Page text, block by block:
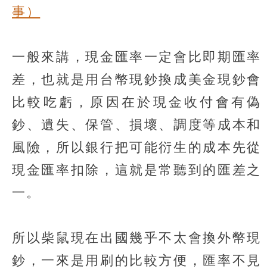
事）
一般來講，現金匯率一定會比即期匯率
差，也就是用台幣現鈔換成美金現鈔會
比較吃虧，原因在於現金收付會有偽
鈔、遺失、保管、損壞、調度等成本和
風險，所以銀行把可能衍生的成本先從
現金匯率扣除，這就是常聽到的匯差之
一。
所以柴鼠現在出國幾乎不太會換外幣現
鈔，一來是用刷的比較方便，匯率不見